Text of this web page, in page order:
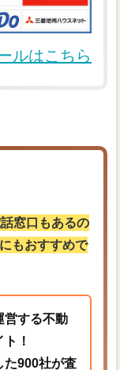
ルはこちら
窓口もあるの
もおすすめで
営する不動
！
た900社が査